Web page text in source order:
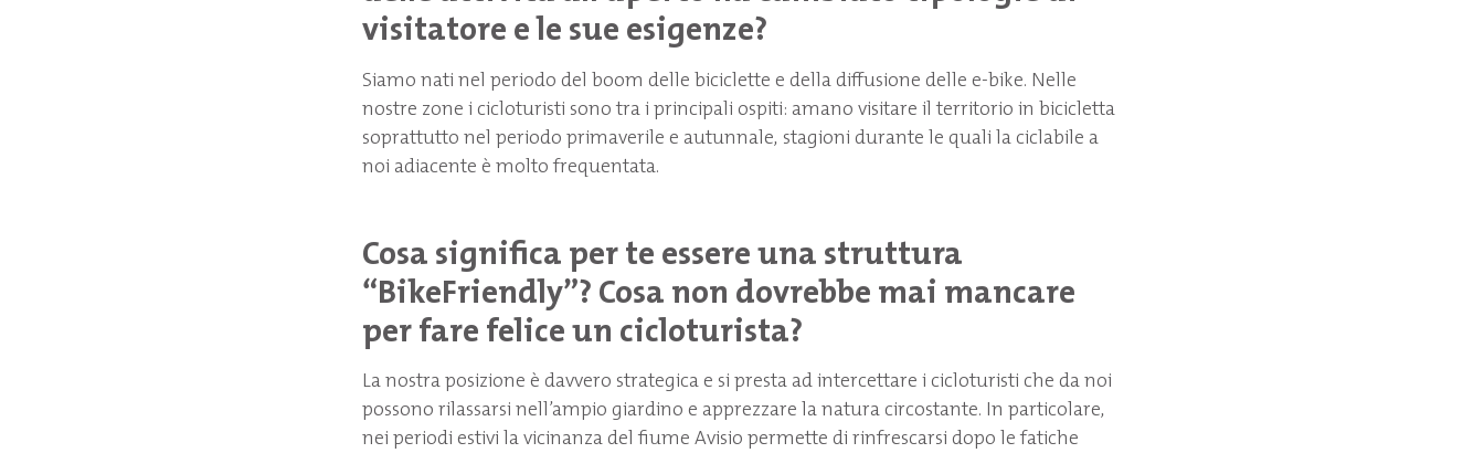
visitatore e le sue esigenze?
Siamo nati nel periodo del boom delle biciclette e della diffusione delle e-bike. Nelle
nostre zone i cicloturisti sono tra i principali ospiti: amano visitare il territorio in bicicletta
soprattutto nel periodo primaverile e autunnale, stagioni durante le quali la ciclabile a
noi adiacente è molto frequentata.
Cosa significa per te essere una struttura
“BikeFriendly”? Cosa non dovrebbe mai mancare
per fare felice un cicloturista?
La nostra posizione è davvero strategica e si presta ad intercettare i cicloturisti che da noi
possono rilassarsi nell’ampio giardino e apprezzare la natura circostante. In particolare,
nei periodi estivi la vicinanza del fiume Avisio permette di rinfrescarsi dopo le fatiche